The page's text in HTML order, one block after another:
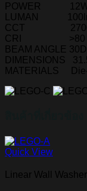
POWER 12W/
LUMAN
CCT 2700K/
CRI >80
BEAM ANGLE
DIMENSIONS
MATERIALS
Quick View
Linear Wall